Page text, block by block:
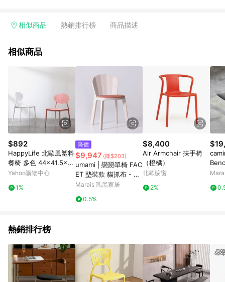
Smart mobile、神腦生活、JS巨盛、樂天KOBO電子書，請詳閱
台灣樂天市場，並在同一瀏覽器於24小時內結帳，才享有 LINE
使用APP、或中途瀏覽比價網、回饋網、Google等其他網頁、或
由網頁版(電腦版/手機版網頁)切換為App都將會造成追蹤中斷而
無法進行 LINE POINTS 回饋。 (5) LINE 購物為購物資訊整合性
平台，商品資料更新會有時間差，如顯示之商品規格、顏色、價
位、贈品與台灣樂天市場銷售網頁不符，以銷售網頁標示為準。
(6) 導購訂單已逾 365 天，根據台灣樂天回饋規定，逾期訂單將
不符合回饋資格。 (7) 若上述或其他原因，致使消費者無接收到
點數回饋或點數回饋有爭議，台灣樂天市場保有更改條款與法律
追訴之權利，活動詳情以樂天市場網站公告為準。
相似商品 熱銷排行榜 商品描述
相似商品
$892
HappyLife 北歐風塑料
餐椅 多色 44×41.5×8
1.5cm Y11475
Yahoo購物中心
1%
降價
$9,947 (降$203)
umami | 戀戀單椅 FAC
ET 墊裝款 貓抓布 - 芝
麻黑-粉
Marais 瑪黑家居
0.5%
$8,400
Air Armchair 扶手椅
（橙橘）
北歐櫥窗
2%
造型
熱銷排行榜